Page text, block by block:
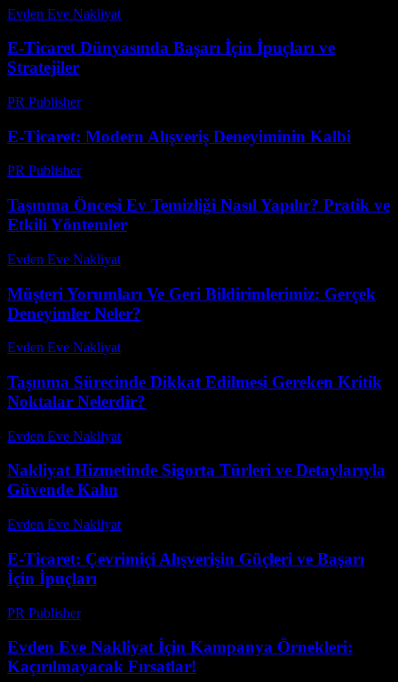
Evden Eve Nakliyat
E-Ticaret Dünyasında Başarı İçin İpuçları ve
Stratejiler
PR Publisher-
E-Ticaret: Modern Alışveriş Deneyiminin Kalbi
PR Publisher-
Taşınma Öncesi Ev Temizliği Nasıl Yapılır? Pratik ve
Etkili Yöntemler
Evden Eve Nakliyat
Müşteri Yorumları Ve Geri Bildirimlerimiz: Gerçek
Deneyimler Neler?
Evden Eve Nakliyat
Taşınma Sürecinde Dikkat Edilmesi Gereken Kritik
Noktalar Nelerdir?
Evden Eve Nakliyat
Nakliyat Hizmetinde Sigorta Türleri ve Detaylarıyla
Güvende Kalın
Evden Eve Nakliyat
E-Ticaret: Çevrimiçi Alışverişin Güçleri ve Başarı
İçin İpuçları
PR Publisher-
Evden Eve Nakliyat İçin Kampanya Örnekleri:
Kaçırılmayacak Fırsatlar!